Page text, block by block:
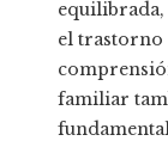
el trastorno
familiar